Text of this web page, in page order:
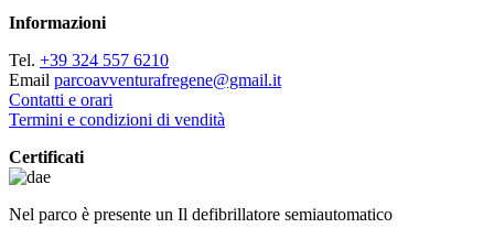
Informazioni
Tel. +39 324 557 6210
Email parcoavventurafregene@gmail.it
Contatti e orari
Termini e condizioni di vendità
Certificati
Nel parco è presente un Il defibrillatore semiautomatico